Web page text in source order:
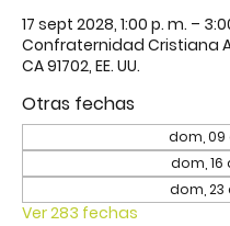
17 sept 2028, 1:00 p. m. –
Confraternidad Cristiana
CA 91702, EE. UU.
Otras fechas
dom, 09
dom, 16
dom, 23
Ver 283 fechas